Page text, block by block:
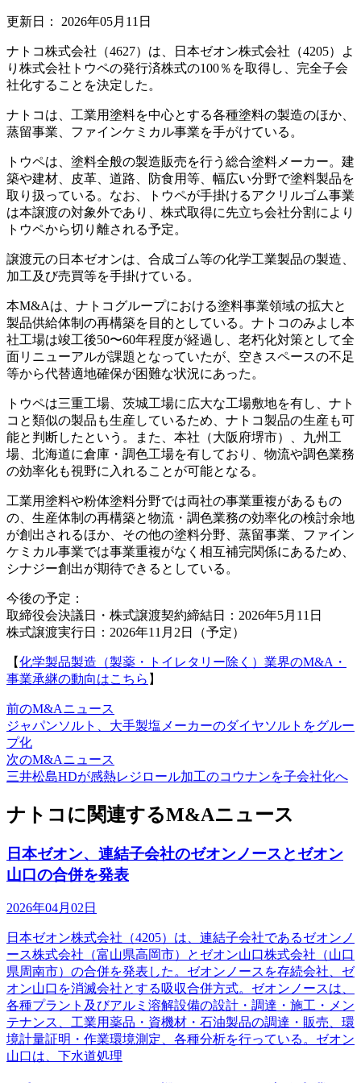
更新日： 2026年05月11日
ナトコ株式会社（4627）は、日本ゼオン株式会社（4205）よ
り株式会社トウペの発行済株式の100％を取得し、完全子会
社化することを決定した。
ナトコは、工業用塗料を中心とする各種塗料の製造のほか、
蒸留事業、ファインケミカル事業を手がけている。
トウペは、塗料全般の製造販売を行う総合塗料メーカー。建
築や建材、皮革、道路、防食用等、幅広い分野で塗料製品を
取り扱っている。なお、トウペが手掛けるアクリルゴム事業
は本譲渡の対象外であり、株式取得に先立ち会社分割により
トウペから切り離される予定。
譲渡元の日本ゼオンは、合成ゴム等の化学工業製品の製造、
加工及び売買等を手掛けている。
本M&Aは、ナトコグループにおける塗料事業領域の拡大と
製品供給体制の再構築を目的としている。ナトコのみよし本
社工場は竣工後50〜60年程度が経過し、老朽化対策として全
面リニューアルが課題となっていたが、空きスペースの不足
等から代替適地確保が困難な状況にあった。
トウペは三重工場、茨城工場に広大な工場敷地を有し、ナト
コと類似の製品も生産しているため、ナトコ製品の生産も可
能と判断したという。また、本社（大阪府堺市）、九州工
場、北海道に倉庫・調色工場を有しており、物流や調色業務
の効率化も視野に入れることが可能となる。
工業用塗料や粉体塗料分野では両社の事業重複があるもの
の、生産体制の再構築と物流・調色業務の効率化の検討余地
が創出されるほか、その他の塗料分野、蒸留事業、ファイン
ケミカル事業では事業重複がなく相互補完関係にあるため、
シナジー創出が期待できるとしている。
今後の予定：
取締役会決議日・株式譲渡契約締結日：2026年5月11日
株式譲渡実行日：2026年11月2日（予定）
【化学製品製造（製薬・トイレタリー除く）業界のM&A・
事業承継の動向はこちら 】
前のM&Aニュース
ジャパンソルト、大手製塩メーカーのダイヤソルトをグルー
プ化
次のM&Aニュース
三井松島HDが感熱レジロール加工のコウナンを子会社化へ
ナトコに関連するM&Aニュース
日本ゼオン、連結子会社のゼオンノースとゼオン
山口の合併を発表
2026年04月02日
日本ゼオン株式会社（4205）は、連結子会社であるゼオンノ
ース株式会社（富山県高岡市）とゼオン山口株式会社（山口
県周南市）の合併を発表した。ゼオンノースを存続会社、ゼ
オン山口を消滅会社とする吸収合併方式。ゼオンノースは、
各種プラント及びアルミ溶解設備の設計・調達・施工・メン
テナンス、工業用薬品・資機材・石油製品の調達・販売、環
境計量証明・作業環境測定、各種分析を行っている。ゼオン
山口は、下水道処理